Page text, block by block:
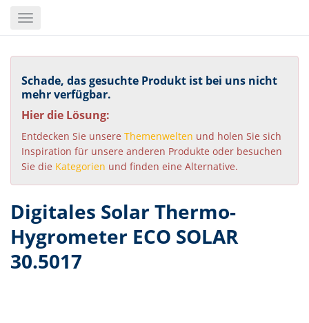
content
Toggle
Schade, das gesuchte Produkt ist bei uns nicht
mehr verfügbar.
Hier die Lösung:
Entdecken Sie unsere Themenwelten und holen Sie sich
Inspiration für unsere anderen Produkte oder besuchen
Sie die Kategorien und finden eine Alternative.
Digitales Solar Thermo-
Hygrometer ECO SOLAR
30.5017